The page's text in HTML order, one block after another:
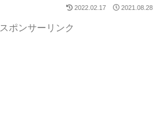
2022.02.17 2021.08.28
スポンサーリンク